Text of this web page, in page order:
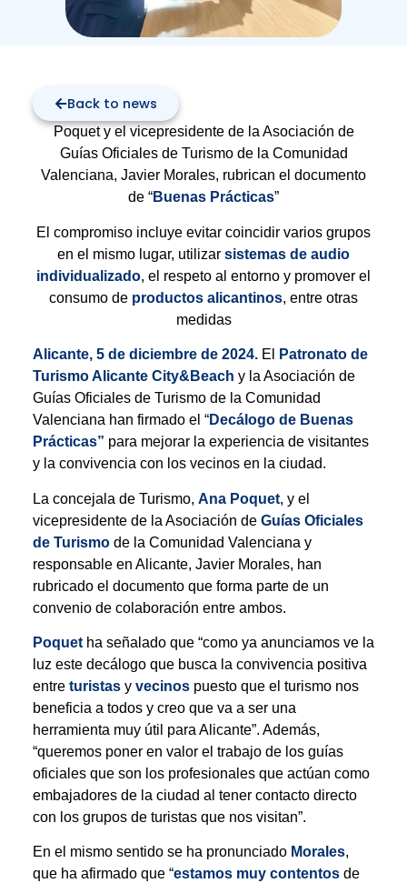
Back to news
Poquet y el vicepresidente de la Asociación de
Guías Oficiales de Turismo de la Comunidad
Valenciana, Javier Morales, rubrican el documento
de “Buenas Prácticas”
El compromiso incluye evitar coincidir varios grupos
en el mismo lugar, utilizar sistemas de audio
individualizado, el respeto al entorno y promover el
consumo de productos alicantinos, entre otras
medidas
Alicante, 5 de diciembre de 2024. El
Patronato de
Turismo Alicante City&Beach y la Asociación de
Guías Oficiales de Turismo de la Comunidad
Valenciana han firmado el “Decálogo de Buenas
Prácticas” para mejorar la experiencia de visitantes
y la convivencia con los vecinos en la ciudad.
La concejala de Turismo, Ana Poquet, y el
vicepresidente de la Asociación de Guías Oficiales
de Turismode la Comunidad Valenciana y
responsable en Alicante, Javier Morales, han
rubricado el documento que forma parte de un
convenio de colaboración entre ambos.
Poquet ha señalado que “como ya anunciamos ve la
luz este decálogo que busca la convivencia positiva
entre turistas y vecinos puesto que el turismo nos
beneficia a todos y creo que va a ser una
herramienta muy útil para Alicante”. Además,
“queremos poner en valor el trabajo de los guías
oficiales que son los profesionales que actúan como
embajadores de la ciudad al tener contacto directo
con los grupos de turistas que nos visitan”.
En el mismo sentido se ha pronunciado Morales,
que ha afirmado que “estamos muy contentos de